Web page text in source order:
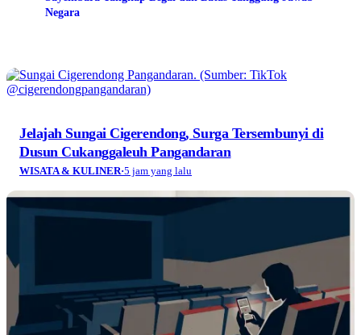
Negara
Jelajah Sungai Cigerendong, Surga Tersembunyi di
Dusun Cukanggaleuh Pangandaran
WISATA & KULINER·5 jam yang lalu